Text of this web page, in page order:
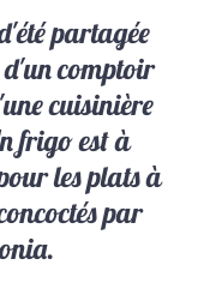
partagée
d'un comptoir
cuisinière
frigo est à
les plats à
par